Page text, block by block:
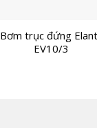
Bơm trục đứng
EV10/3